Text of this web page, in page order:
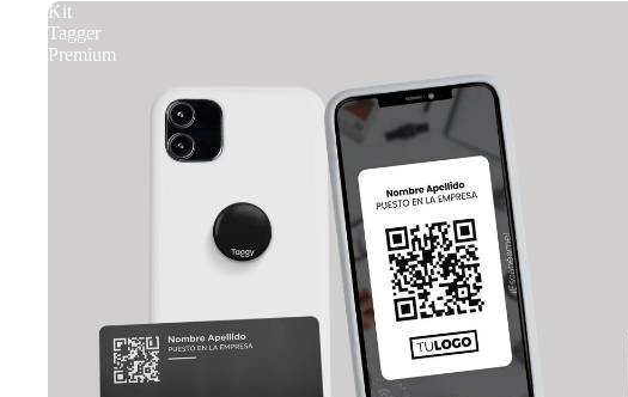
Kit
Tagger
Premium